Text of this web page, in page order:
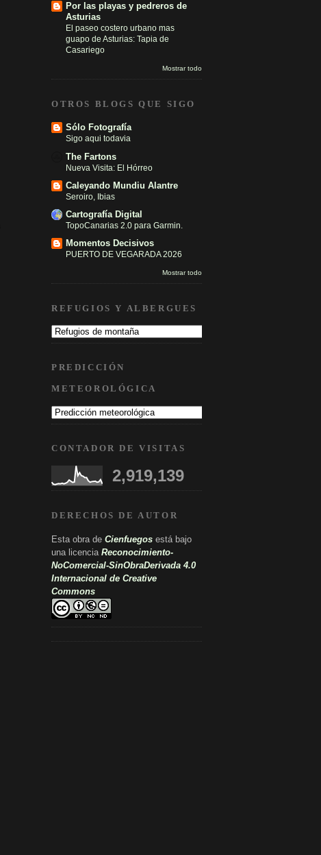
Por las playas y pedreros de
Asturias
El paseo costero urbano mas
guapo de Asturias: Tapia de
Casariego
Mostrar todo
OTROS BLOGS QUE SIGO
Sólo Fotografía
Sigo aqui todavia
The Fartons
Nueva Visita: El Hórreo
Caleyando Mundiu Alantre
Seroiro, Ibias
Cartografía Digital
TopoCanarias 2.0 para Garmin.
Momentos Decisivos
PUERTO DE VEGARADA 2026
Mostrar todo
REFUGIOS Y ALBERGUES
PREDICCIÓN
METEOROLÓGICA
CONTADOR DE VISITAS
2,919,139
DERECHOS DE AUTOR
Esta obra de Cienfuegos está bajo
una licencia Reconocimiento-
NoComercial-SinObraDerivada 4.0
Internacional de Creative
Commons